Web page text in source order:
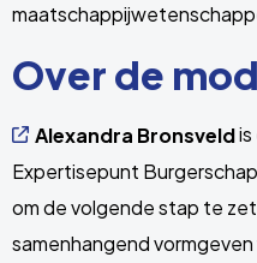
Over de
Alexandra Bronsveld
Expertisepunt
om de volgende stap te
samenhangend